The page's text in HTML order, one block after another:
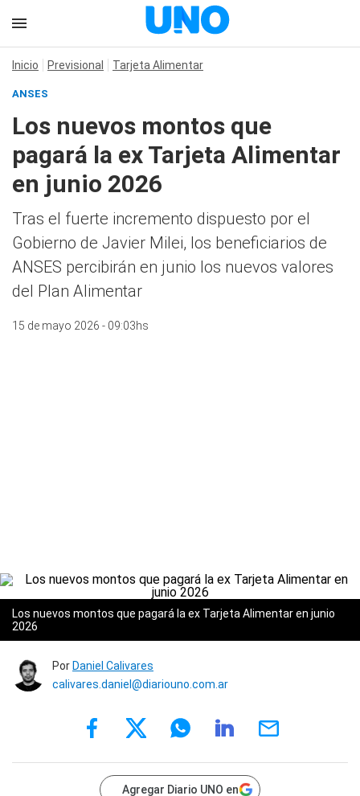
Inicio Previsional Tarjeta Alimentar
ANSES
Los nuevos montos que
pagará la ex Tarjeta Alimentar
en junio 2026
Tras el fuerte incremento dispuesto por el
Gobierno de Javier Milei, los beneficiarios de
ANSES percibirán en junio los nuevos valores
del Plan Alimentar
15 de mayo 2026 - 09:03hs
Los nuevos montos que pagará la ex Tarjeta Alimentar en junio
2026
Por Daniel Calivares
calivares.daniel@diariouno.com.ar
Agregar Diario UNO en